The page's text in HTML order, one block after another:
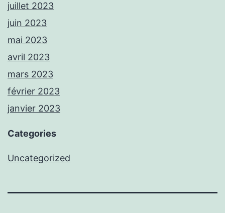
juillet 2023
juin 2023
mai 2023
avril 2023
mars 2023
février 2023
janvier 2023
Categories
Uncategorized